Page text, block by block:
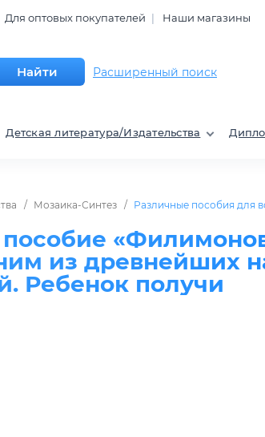
Для оптовых покупателей Наши магазины
Найти Расширенный поиск
Детская литература/Издательства
Мозаика-Синтез Различные пособия для
из древнейших
Ребенок получи